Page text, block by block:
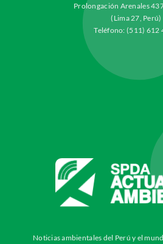
Prolongación Arenales
(Lima 27, Perú)
Teléfono: (511) 612
Noticias ambientales del Perú y el